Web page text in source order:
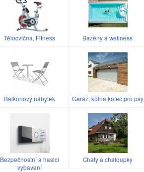
Tělocvična, Fitness Bazény a wellness
Balkonový nábytek Garáž, kůlna kotec pro psy
Bezpečnostní a hasicí
vybavení
Chaty a chaloupky